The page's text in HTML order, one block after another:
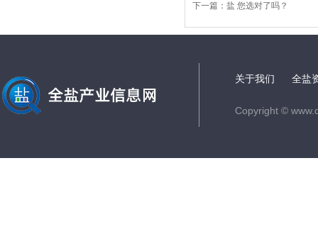
下一篇： 盐 您选对了吗？
关于我们 全盐
Copyright ©